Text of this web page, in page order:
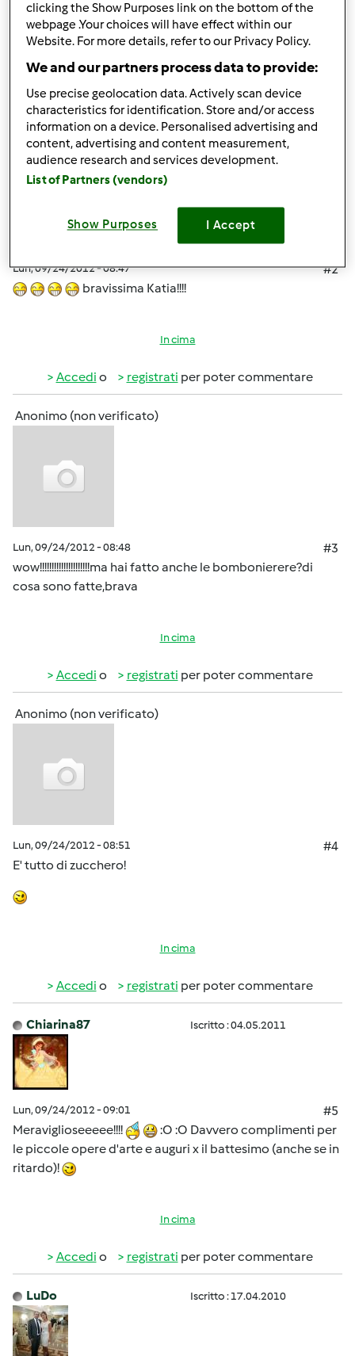
Accedio registratiper poter commentare
Anonimo (non verificato)
Lun, 09/24/2012 - 08:47
#2
bravissima Katia!!!!
In cima
Accedi o registrati per poter commentare
Anonimo (non verificato)
Lun, 09/24/2012 - 08:48
#3
wow!!!!!!!!!!!!!!!!!!!!!ma hai fatto anche le bombonierere?di
cosa sono fatte,brava
In cima
Accedi o registrati per poter commentare
Anonimo (non verificato)
Lun, 09/24/2012 - 08:51
#4
E' tutto di zucchero!
In cima
Accedi o registrati per poter commentare
Chiarina87 Iscritto : 04.05.2011
Lun, 09/24/2012 - 09:01
#5
Meraviglioseeeee!!!!
:O :O Davvero complimenti per
le piccole opere d'arte e auguri x il battesimo (anche se in
ritardo)!
In cima
Accedi o registrati per poter commentare
LuDo Iscritto : 17.04.2010
clicking the Show Purposes link on the bottom of the
webpage .Your choices will have effect within our
Website. For more details, refer to our Privacy Policy.
We and our partners process data to provide:
Use precise geolocation data. Actively scan device
characteristics for identification. Store and/or access
information on a device. Personalised advertising and
content, advertising and content measurement,
audience research and services development.
List of Partners (vendors)
Show Purposes I Accept